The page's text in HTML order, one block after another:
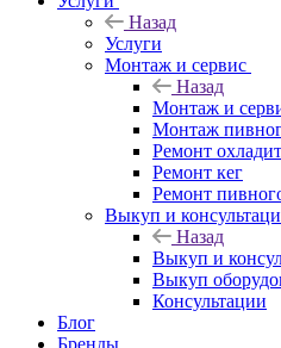
Назад
Услуги
Монтаж и сервис
Назад
Монтаж и
Монтаж
Ремонт
Ремонт кег
Ремонт
Выкуп и
Назад
Выкуп и
Выкуп
Консультации
Блог
Бренды